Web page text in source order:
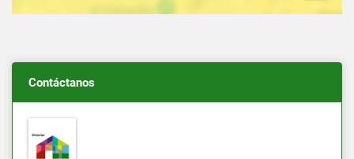
Contáctanos